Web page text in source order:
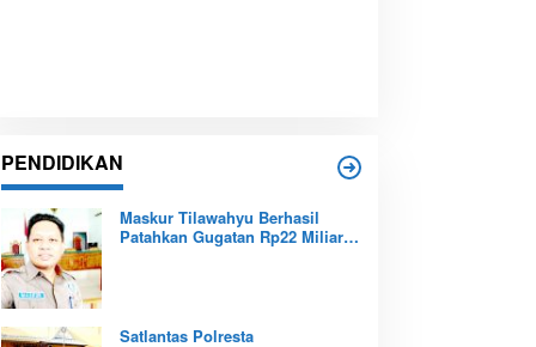
PENDIDIKAN
Maskur Tilawahyu Berhasil
Patahkan Gugatan Rp22 Miliar,
Satlantas Polresta